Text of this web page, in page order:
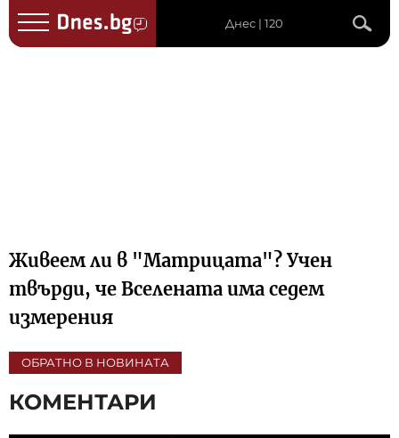
Днес | 120
Живеем ли в "Матрицата"? Учен
твърди, че Вселената има седем
измерения
ОБРАТНО В НОВИНАТА
КОМЕНТАРИ